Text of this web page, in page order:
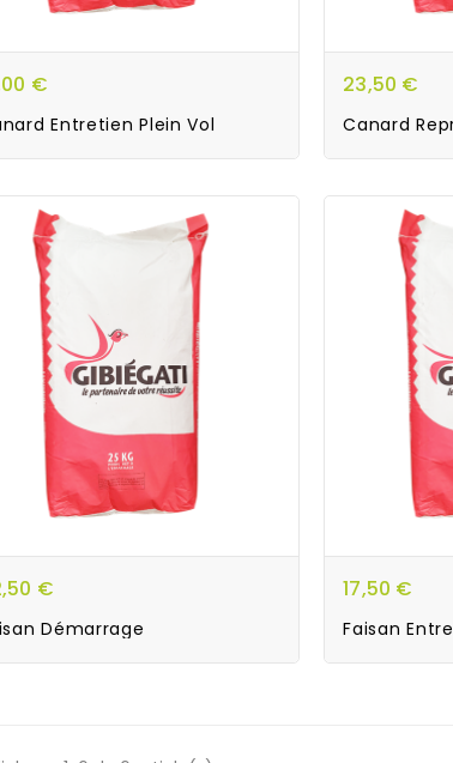
€
Entretien Plein Vol
23,50 €
Canard
€
Démarrage
17,50 €
Faisan